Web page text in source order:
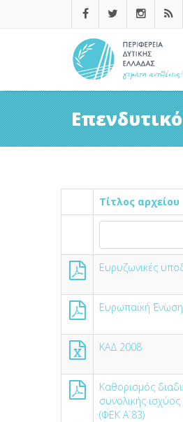
Τίτλος αρχείου
Ευρυζωνικές
Ευρωπαϊκή
ΚΑΔ 2008
Καθορισμός
συνολικής
(ΦΕΚ Α`83)